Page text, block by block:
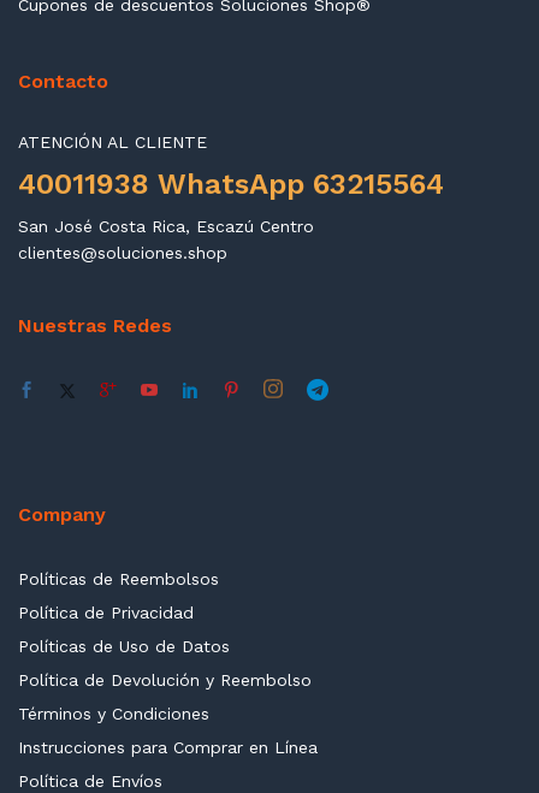
Cupones de descuentos Soluciones Shop®
Contacto
ATENCIÓN AL CLIENTE
40011938 WhatsApp 63215564
San José Costa Rica, Escazú Centro
clientes@soluciones.shop
Nuestras Redes
Company
Políticas de Reembolsos
Política de Privacidad
Políticas de Uso de Datos
Política de Devolución y Reembolso
Términos y Condiciones
Instrucciones para Comprar en Línea
Política de Envíos